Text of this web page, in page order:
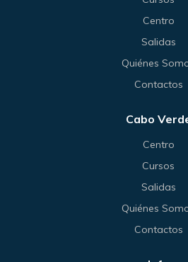
Centro
Salidas
Quiénes
Contactos
Cabo
Centro
Cursos
Salidas
Quiénes
Contactos